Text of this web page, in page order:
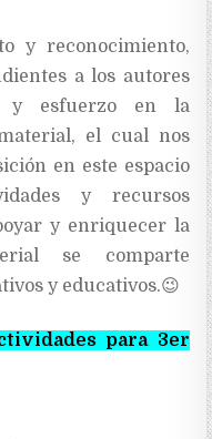
y reconocimiento,
a los autores
y esfuerzo en la
el cual nos
en este espacio
y recursos
y enriquecer la
se comparte
y educativos.😉
para 3er